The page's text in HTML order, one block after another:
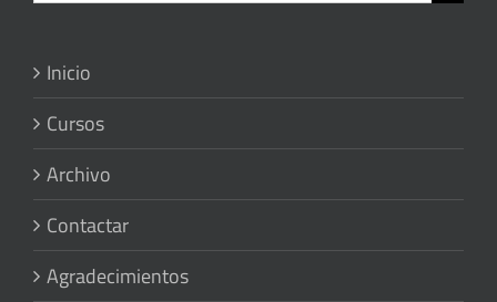
Inicio
Cursos
Archivo
Contactar
Agradecimientos